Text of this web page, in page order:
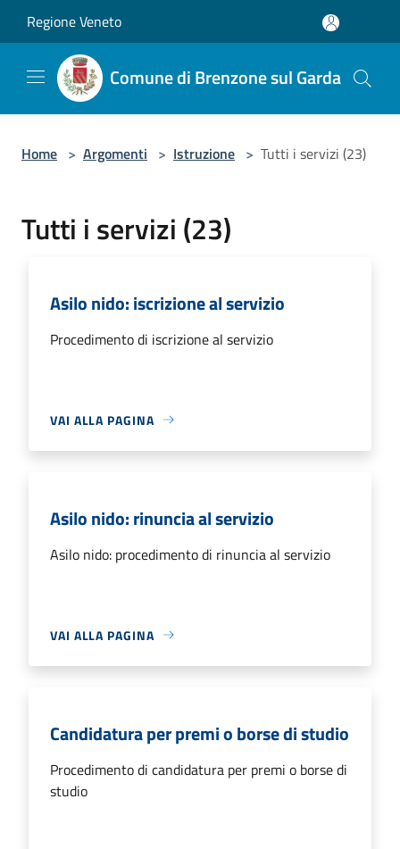
Regione Veneto
Comune di Brenzone sul Garda
Home > Argomenti > Istruzione > Tutti i servizi (23)
Tutti i servizi (23)
Asilo nido: iscrizione al servizio
Procedimento di iscrizione al servizio
VAI ALLA PAGINA
Asilo nido: rinuncia al servizio
Asilo nido: procedimento di rinuncia al servizio
VAI ALLA PAGINA
Candidatura per premi o borse di studio
Procedimento di candidatura per premi o borse di
studio